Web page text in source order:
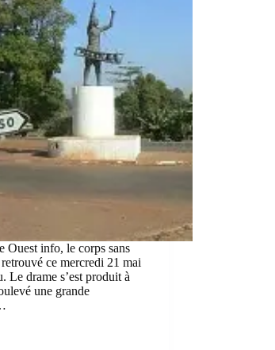
Ouest info, le corps sans
ce mercredi 21 mai
Le drame s’est produit à
une grande